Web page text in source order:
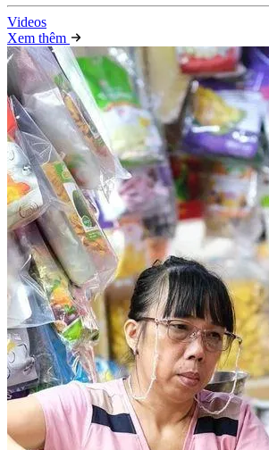
Videos
Xem thêm